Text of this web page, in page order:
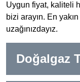
Doğalgaz
Uygun fiyat, kaliteli
bizi arayın. En
uzağınızdayız.